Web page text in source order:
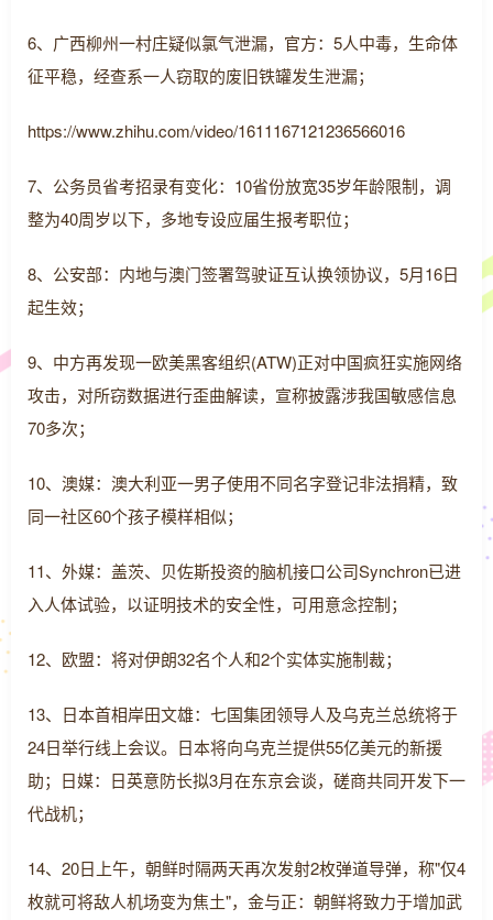
6、广西柳州一村庄疑似氯气泄漏，官方：5人中毒，生命体
征平稳，经查系一人窃取的废旧铁罐发生泄漏；
https://www.zhihu.com/video/1611167121236566016
7、公务员省考招录有变化：10省份放宽35岁年龄限制，调
整为40周岁以下，多地专设应届生报考职位；
8、公安部：内地与澳门签署驾驶证互认换领协议，5月16日
起生效；
9、中方再发现一欧美黑客组织(ATW)正对中国疯狂实施网络
攻击，对所窃数据进行歪曲解读，宣称披露涉我国敏感信息
70多次；
10、澳媒：澳大利亚一男子使用不同名字登记非法捐精，致
同一社区60个孩子模样相似；
11、外媒：盖茨、贝佐斯投资的脑机接口公司Synchron已进
入人体试验，以证明技术的安全性，可用意念控制；
12、欧盟：将对伊朗32名个人和2个实体实施制裁；
13、日本首相岸田文雄：七国集团领导人及乌克兰总统将于
24日举行线上会议。日本将向乌克兰提供55亿美元的新援
助；日媒：日英意防长拟3月在东京会谈，磋商共同开发下一
代战机；
14、20日上午，朝鲜时隔两天再次发射2枚弹道导弹，称"仅4
枚就可将敌人机场变为焦土"，金与正：朝鲜将致力于增加武